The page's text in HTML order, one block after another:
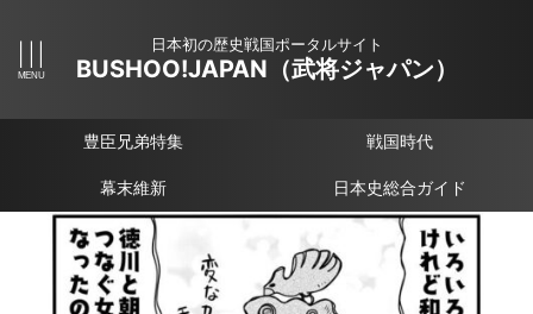
日本初の歴史戦国ポータルサイト
BUSHOO!JAPAN（武将ジャパン）
豊臣兄弟特集 戦国時代
幕末維新 日本史総合ガイド